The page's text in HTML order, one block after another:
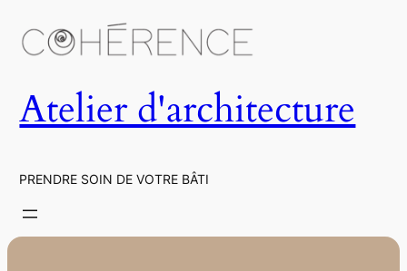
au
Atelier d'architecture
PRENDRE SOIN DE VOTRE BÂTI